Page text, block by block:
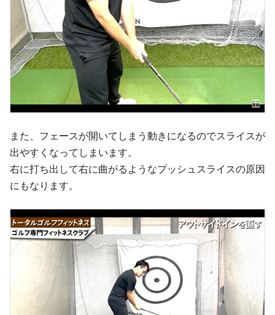
また、フェースが開いてしまう動きになるのでスライスが
出やすくなってしまいます。
右に打ち出して右に曲がるようなプッシュスライスの原因
にもなります。